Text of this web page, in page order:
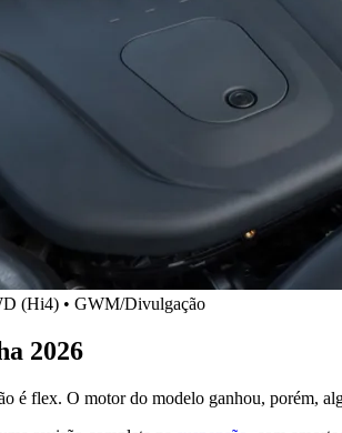
(Hi4) • GWM/Divulgação
2026
é flex. O motor do modelo ganhou, porém,